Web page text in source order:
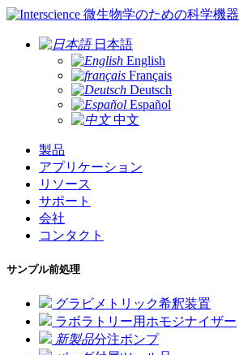
微生物学のための科学機器
日本語
English
Français
Deutsch
Español
中文
製品
アプリケーション
リソース
サポート
会社
コンタクト
サンプル前処理
グラビメトリック希釈装置
ラボラトリー用ホモジナイザー
新製品分注ポンプ